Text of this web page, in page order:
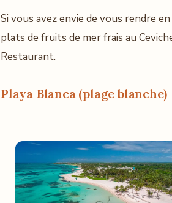
Si vous avez envie de vous rendre
plats de fruits de mer frais au
Restaurant.
Playa Blanca (plage blanche)